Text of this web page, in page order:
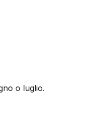
o luglio.